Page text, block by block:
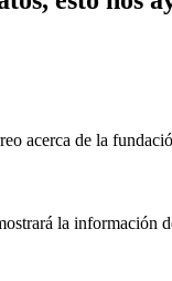
acerca de la
la información